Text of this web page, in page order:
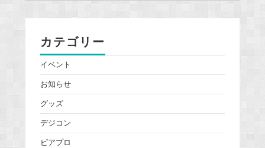
カテゴリー
イベント
お知らせ
グッズ
デジコン
ピアプロ